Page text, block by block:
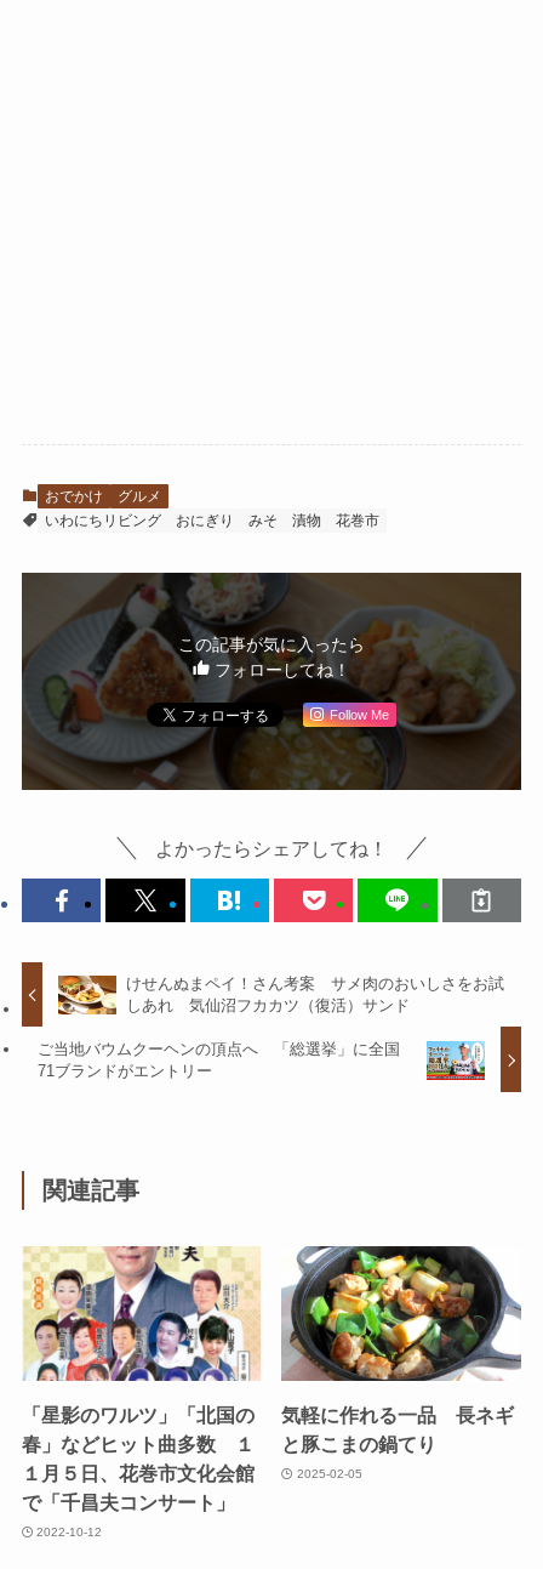
おでかけ
グルメ
いわにちリビング
おにぎり みそ 漬物 花巻市
この記事が気に入ったら
フォローしてね！
Follow Me
よかったらシェアしてね！
けせんぬまペイ！さん考案 サメ肉のおいしさをお試
しあれ 気仙沼フカカツ（復活）サンド
ご当地バウムクーヘンの頂点へ 「総選挙」に全国
71ブランドがエントリー
関連記事
「星影のワルツ」「北国の
春」などヒット曲多数 １
１月５日、花巻市文化会館
で「千昌夫コンサート」
2022-10-12
気軽に作れる一品 長ネギ
と豚こまの鍋てり
2025-02-05